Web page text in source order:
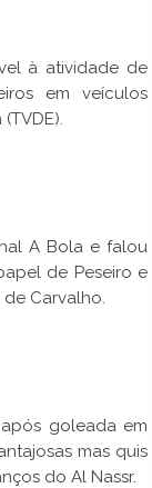
à atividade de
em veículos
A Bola e falou
de Peseiro e
Carvalho.
goleada em
mas quis
do Al Nassr.